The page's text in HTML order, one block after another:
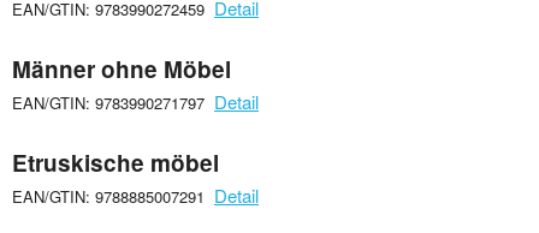
EAN/GTIN: 9783990272459 Detail
Männer ohne Möbel
EAN/GTIN: 9783990271797 Detail
Etruskische möbel
EAN/GTIN: 9788885007291 Detail